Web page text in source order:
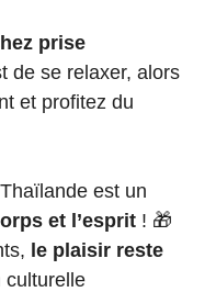
prise
de se relaxer, alors
et profitez du
est un
et l’esprit ! 🎁
le plaisir reste
culturelle